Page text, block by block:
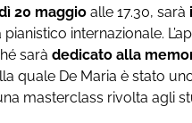
20 maggio alle 17.30, sarà
internazionale.
sarà dedicato alla
quale De Maria è stato
masterclass rivolta agli